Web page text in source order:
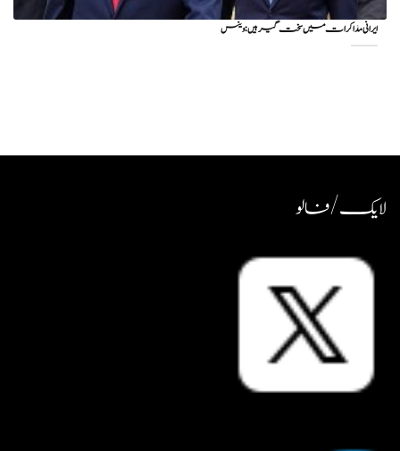
ایرانی مذاکرات میں سخت گیر ہیں: وینس
لایک / فالو